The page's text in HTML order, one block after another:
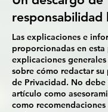
responsabilidad
Las explicaciones e
proporcionadas en
explicaciones
sobre cómo redactar
de Privacidad. No debe
artículo como
como